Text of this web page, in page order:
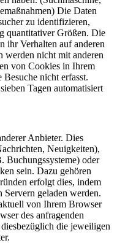
Die Daten
zu identifizieren,
quantitativer Größen. Die
ihr Verhalten auf anderen
werden nicht mit anderen
von Cookies in Ihrem
nicht erfasst.
Tagen automatisiert
Anbieter. Dies
Neuigkeiten),
Buchungssysteme) oder
sein. Dazu gehören
erfolgt dies, indem
geladen werden.
von Ihrem Browser
des anfragenden
die jeweiligen